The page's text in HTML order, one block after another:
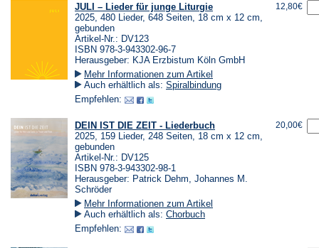
JULI – Lieder für junge Liturgie
2025, 480 Lieder, 648 Seiten, 18 cm x 12 cm,
gebunden
Artikel-Nr.: DV123
ISBN 978-3-943302-96-7
Herausgeber: KJA Erzbistum Köln GmbH
Mehr Informationen zum Artikel
Auch erhältlich als: Spiralbindung
Empfehlen:
12,80€
DEIN IST DIE ZEIT - Liederbuch
2025, 159 Lieder, 248 Seiten, 18 cm x 12 cm,
gebunden
Artikel-Nr.: DV125
ISBN 978-3-943302-98-1
Herausgeber: Patrick Dehm, Johannes M.
Schröder
Mehr Informationen zum Artikel
Auch erhältlich als: Chorbuch
Empfehlen:
20,00€